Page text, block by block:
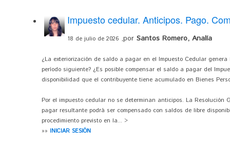
Impuesto cedular. Anticipos. Pago.
18 de julio de 2026 ,por Santos Romero, Analía
¿La exteriorización de saldo a pagar en el Impuesto Cedular
período siguiente? ¿Es posible compensar el saldo a pagar del
disponibilidad que el contribuyente tiene acumulado en Bienes
Por el impuesto cedular no se determinan anticipos. La Resolución
pagar resultante podrá ser compensado con saldos de libre
procedimiento previsto en la... >
»» INICIAR SESIÓN